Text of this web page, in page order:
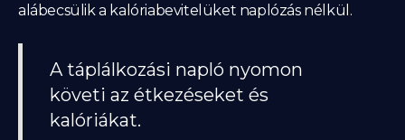
alábecsülik a kalóriabevitelüket naplózás nélkül.
A táplálkozási napló nyomon
követi az étkezéseket és
kalóriákat.